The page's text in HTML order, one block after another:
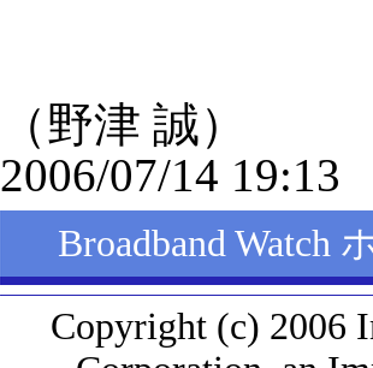
（野津 誠）
2006/07/14 19:13
Broadband Watch
Copyright (c) 2006